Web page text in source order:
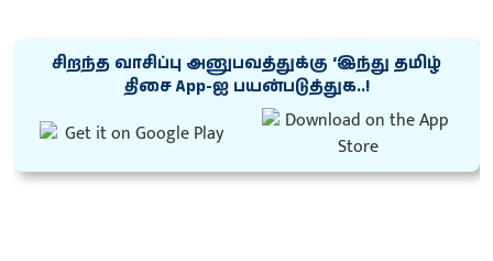
சிறந்த வாசிப்பு அனுபவத்துக்கு ‘இந்து தமிழ்
திசை App-ஐ பயன்படுத்துக..!